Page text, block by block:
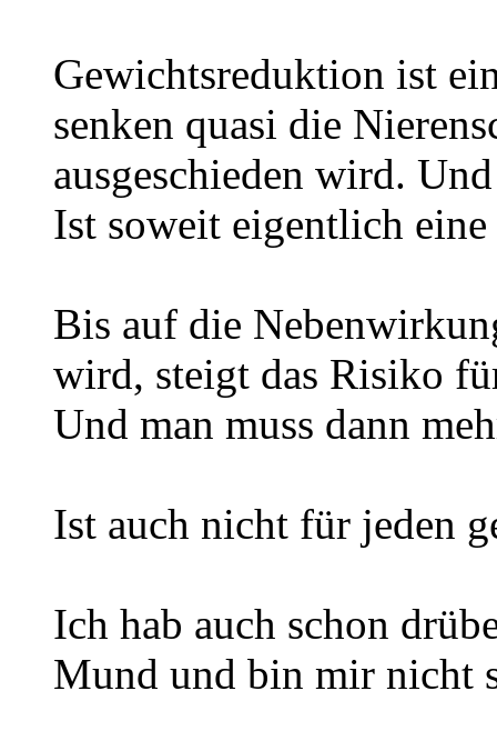
Gewichtsreduktion ist
senken quasi die
ausgeschieden wird.
Ist soweit eigentlich eine
Bis auf die
wird, steigt das Risiko
Und man muss dann
Ist auch nicht für jeden
Ich hab auch schon
Mund und bin mir nicht